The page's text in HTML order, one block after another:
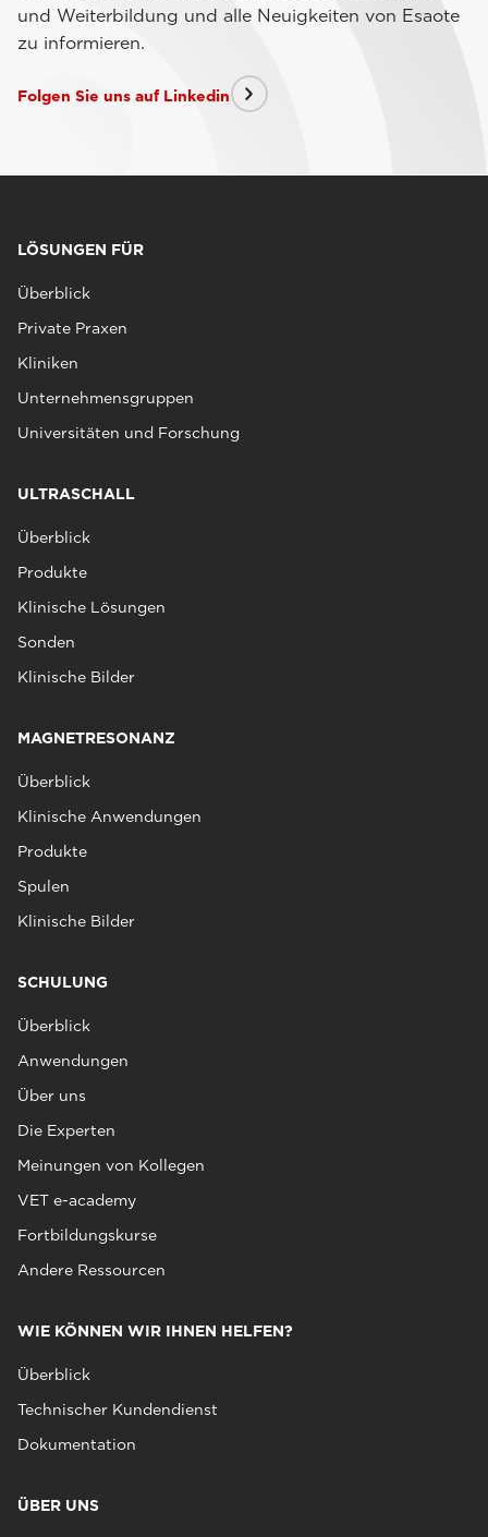
und Weiterbildung und alle Neuigkeiten von Esaote
zu informieren.
Folgen Sie uns auf Linkedin
LÖSUNGEN FÜR
Überblick
Private Praxen
Kliniken
Unternehmensgruppen
Universitäten und Forschung
ULTRASCHALL
Überblick
Produkte
Klinische Lösungen
Sonden
Klinische Bilder
MAGNETRESONANZ
Überblick
Klinische Anwendungen
Produkte
Spulen
Klinische Bilder
SCHULUNG
Überblick
Anwendungen
Über uns
Die Experten
Meinungen von Kollegen
VET e-academy
Fortbildungskurse
Andere Ressourcen
WIE KÖNNEN WIR IHNEN HELFEN?
Überblick
Technischer Kundendienst
Dokumentation
ÜBER UNS